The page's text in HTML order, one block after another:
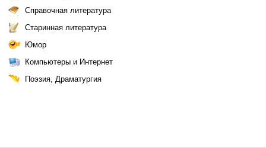
Справочная литература
Старинная литература
Юмор
Компьютеры и Интернет
Поэзия, Драматургия